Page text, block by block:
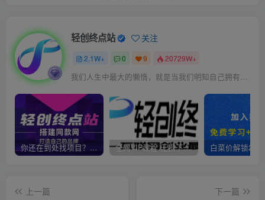
轻创终点站 关注
2.1W+ 0 9 20729W+
我们人生中最大的懒惰，就是当我们明知自己拥有作出选择的能力，却不去主动改变而是放任它的生活态度
你还在到处找项目？还在当韭菜？我靠卖项目一个月收入5万+，曾经我也是个失败者。 全网VIP课程 无损下载~
上一篇
下一篇